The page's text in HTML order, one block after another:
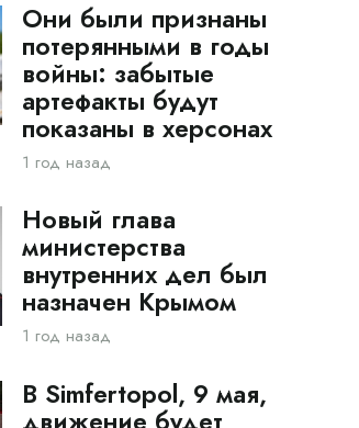
Они были признаны
потерянными в годы
войны: забытые
артефакты будут
показаны в херсонах
1 год назад
Новый глава
министерства
внутренних дел был
назначен Крымом
1 год назад
В Simfertopol, 9 мая,